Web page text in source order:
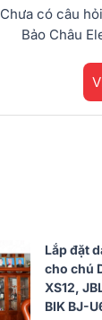
Cấp.1900.0255
Chưa có câu
Bảo Châu
Lắp đặt
cho chú
XS12,
BIK BJ-